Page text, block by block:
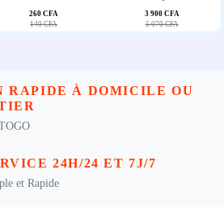
260 CFA
140 CFA
3 900 CFA
5 070 CFA
RAPIDE À DOMICILE OU
24H/24 ET 7J/7
et Rapide